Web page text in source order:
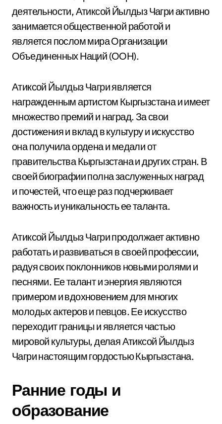
деятельности, Атиксой Йылдыз Чагри активно
занимается общественной работой и
является послом мира Организации
Объединенных Наций (ООН).
Атиксой Йылдыз Чагри является
награжденным артистом Кыргызстана и имеет
множество премий и наград. За свои
достижения и вклад в культуру и искусство
она получила ордена и медали от
правительства Кыргызстана и других стран. В
своей биографии полна заслуженных наград
и почестей, что еще раз подчеркивает
важность и уникальность ее таланта.
Атиксой Йылдыз Чагри продолжает активно
работать и развиваться в своей профессии,
радуя своих поклонников новыми ролями и
песнями. Ее талант и энергия являются
примером и вдохновением для многих
молодых актеров и певцов. Ее искусство
переходит границы и является частью
мировой культуры, делая Атиксой Йылдыз
Чагри настоящим гордостью Кыргызстана.
Ранние годы и
образование